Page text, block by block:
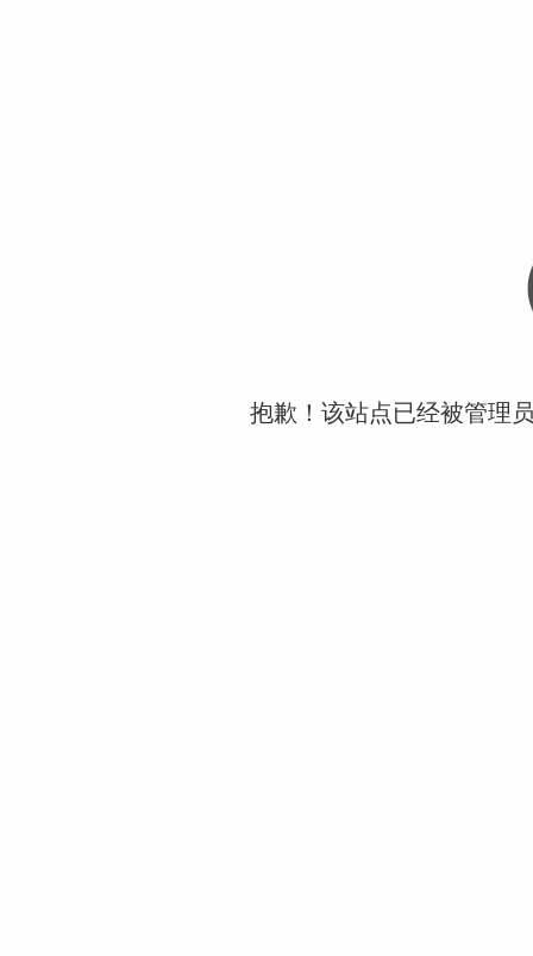
抱歉！该站点已经被管理